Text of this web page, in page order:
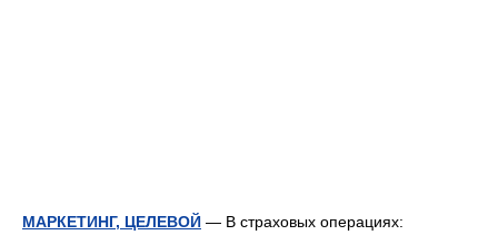
МАРКЕТИНГ, ЦЕЛЕВОЙ — В страховых операциях: